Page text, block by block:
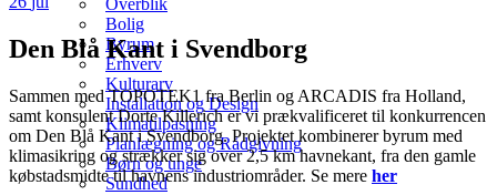
Overblik
Bolig
Byrum
Erhverv
Kulturarv
Installation og Design
Klimatilpasning
Planlægning og Rådgivning
Børn og unge
Sundhed
Den Blå Kant i Svendborg
Sammen med TOPOTEK1 fra Berlin og ARCADIS fra Holland,
samt konsulent Dorte Killerich er vi prækvalificeret til konkurrencen
om Den Blå Kant i Svendborg. Projektet kombinerer byrum med
klimasikring og strækker sig over 2,5 km havnekant, fra den gamle
købstadsmidte til havnens industriområder. Se mere her